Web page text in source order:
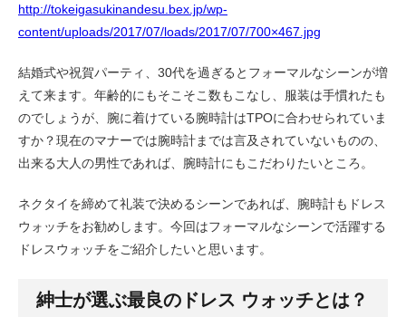
http://tokeigasukinandesu.bex.jp/wp-
content/uploads/2017/07/loads/2017/07/700×467.jpg
結婚式や祝賀パーティ、30代を過ぎるとフォーマルなシーンが増
えて来ます。年齢的にもそこそこ数もこなし、服装は手慣れたも
のでしょうが、腕に着けている腕時計はTPOに合わせられていま
すか？現在のマナーでは腕時計までは言及されていないものの、
出来る大人の男性であれば、腕時計にもこだわりたいところ。
ネクタイを締めて礼装で決めるシーンであれば、腕時計もドレス
ウォッチをお勧めします。今回はフォーマルなシーンで活躍する
ドレスウォッチをご紹介したいと思います。
紳士が選ぶ最良のドレス ウォッチとは？